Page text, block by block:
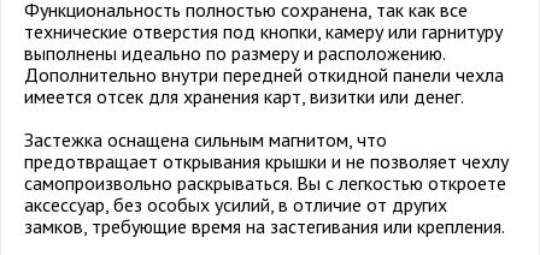
Функциональность полностью сохранена, так как все
технические отверстия под кнопки, камеру или гарнитуру
выполнены идеально по размеру и расположению.
Дополнительно внутри передней откидной панели чехла
имеется отсек для хранения карт, визитки или денег.
Застежка оснащена сильным магнитом, что
предотвращает открывания крышки и не позволяет чехлу
самопроизвольно раскрываться. Вы с легкостью откроете
аксессуар, без особых усилий, в отличие от других
замков, требующие время на застегивания или крепления.